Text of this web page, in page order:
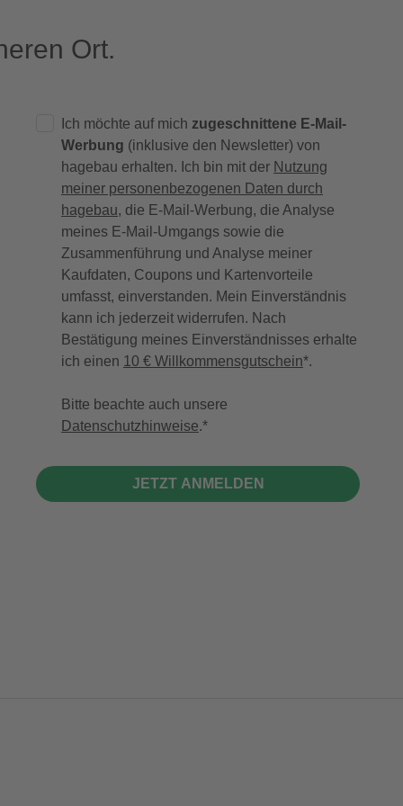
Ort.
Ich möchte auf mich zugeschnittene E-Mail-
Werbung (inklusive den Newsletter) von
hagebau erhalten. Ich bin mit der Nutzung
meiner personenbezogenen Daten durch
hagebau, die E-Mail-Werbung, die Analyse
meines E-Mail-Umgangs sowie die
Zusammenführung und Analyse meiner
Kaufdaten, Coupons und Kartenvorteile
umfasst, einverstanden. Mein Einverständnis
kann ich jederzeit widerrufen. Nach
Bestätigung meines Einverständnisses erhalte
ich einen 10 € Willkommensgutschein*.
Bitte beachte auch unsere
Datenschutzhinweise.
JETZT ANMELDEN